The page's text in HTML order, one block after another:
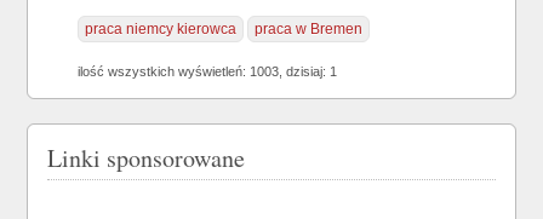
praca niemcy kierowca praca w Bremen
ilość wszystkich wyświetleń: 1003, dzisiaj: 1
Linki sponsorowane